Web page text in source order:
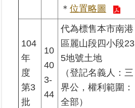
＊ 位置略圖
104
年
度
第3
批
10
40
3-
44
代為標售本市南港
區麗山段四小段23
5地號土地
（登記名義人：三
界公，權利範圍：
全部）